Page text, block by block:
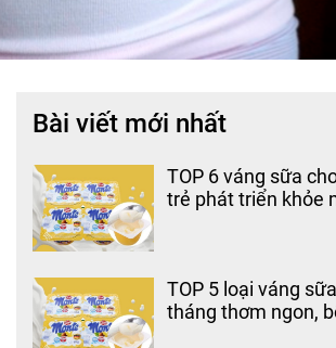
Bài viết mới nhất
TOP 6 váng sữa
trẻ phát triển khỏe
TOP 5 loại váng
tháng thơm ngon,